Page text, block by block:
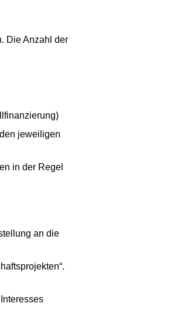
Die Anzahl der
jeweiligen
in der Regel
an die